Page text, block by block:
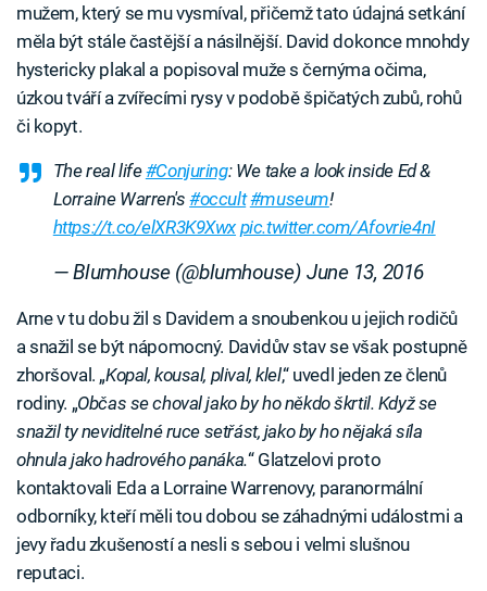
mužem, který se mu vysmíval, přičemž tato údajná setkání
měla být stále častější a násilnější. David dokonce mnohdy
hystericky plakal a popisoval muže s černýma očima,
úzkou tváří a zvířecími rysy v podobě špičatých zubů, rohů
či kopyt.
The real life#Conjuring: We take a look inside Ed &
Lorraine Warren's#occult#museum!
https://t.co/elXR3K9Xwxpic.twitter.com/Afovrie4nI
— Blumhouse (@blumhouse)June 13, 2016
Arne v tu dobu žil s Davidem a snoubenkou u jejich rodičů
a snažil se být nápomocný. Davidův stav se však postupně
zhoršoval. „Kopal, kousal, plival, klel,“ uvedl jeden ze členů
rodiny. „Občas se choval jako by ho někdo škrtil. Když se
snažil ty neviditelné ruce setřást, jako by ho nějaká síla
ohnula jako hadrového panáka.“ Glatzelovi proto
kontaktovali Eda a Lorraine Warrenovy, paranormální
odborníky, kteří měli tou dobou se záhadnými událostmi a
jevy řadu zkušeností a nesli s sebou i velmi slušnou
reputaci.